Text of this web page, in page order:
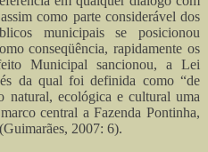
como parte considerável dos
municipais se posicionou
conseqüência, rapidamente os
Municipal sancionou, a Lei
da qual foi definida como “de
natural, ecológica e cultural uma
central a Fazenda Pontinha,
2007: 6).